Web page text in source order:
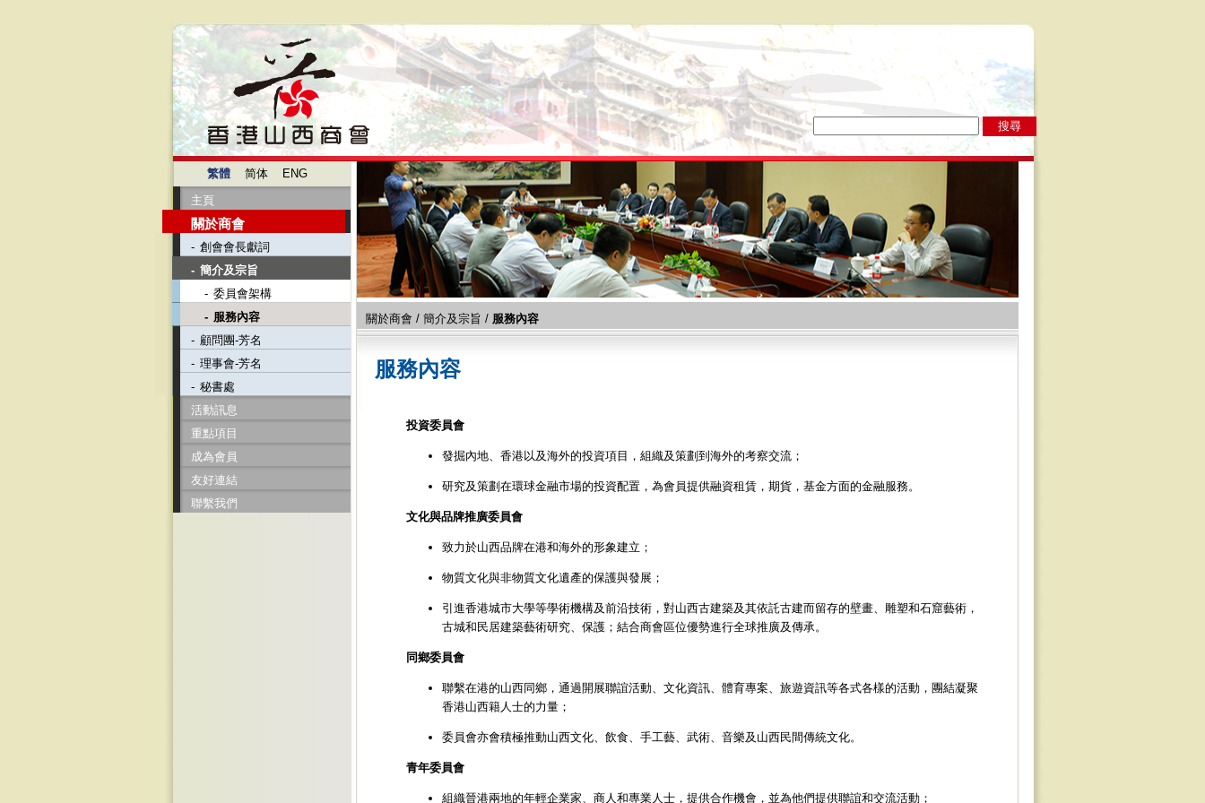
繁體 简体
ENG
主頁
關於商會
- 創會會長獻詞
- 簡介及宗旨
- 委員會架構
- 服務內容
- 顧問團-芳名
- 理事會-芳名
- 秘書處
活動訊息
重點項目
成為會員
友好連結
聯繫我們
關於商會 / 簡介及宗旨 / 服務內容
服務內容
投資委員會
發掘內地、香港以及海外的投資項目，組織及策劃到海外的考察交流；
研究及策劃在環球金融市場的投資配置，為會員提供融資租賃，期貨，基金方面的金融服務。
文化與品牌推廣委員會
致力於山西品牌在港和海外的形象建立；
物質文化與非物質文化遺產的保護與發展；
引進香港城市大學等學術機構及前沿技術，對山西古建築及其依託古建而留存的壁畫、雕塑和石窟藝術，
古城和民居建築藝術研究、保護；結合商會區位優勢進行全球推廣及傳承。
同鄉委員會
聯繫在港的山西同鄉，通過開展聯誼活動、文化資訊、體育專案、旅遊資訊等各式各樣的活動，團結凝聚
香港山西籍人士的力量；
委員會亦會積極推動山西文化、飲食、手工藝、武術、音樂及山西民間傳統文化。
青年委員會
組織晉港兩地的年輕企業家、商人和專業人士，提供合作機會，並為他們提供聯誼和交流活動；